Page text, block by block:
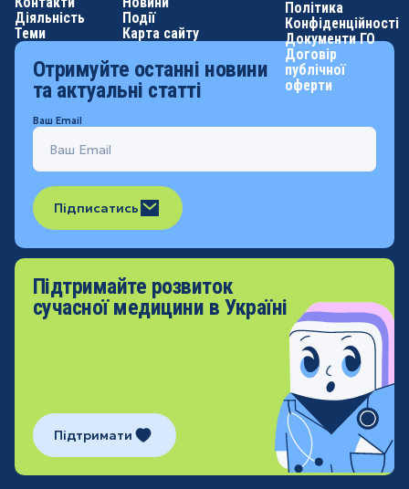
Діяльність
Теми
Події
Карта сайту
Політика
Конфіденційності
Документи ГО
Договір
публічної
оферти
Отримуйте останні новини
та актуальні статті
Ваш Email
Підписатись
Підтримайте розвиток
сучасної медицини в Україні
Підтримати